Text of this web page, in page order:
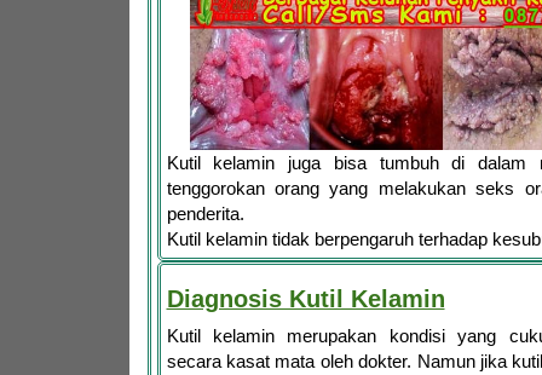
Kutil kelamin juga bisa tumbuh di dalam
tenggorokan orang yang melakukan seks
penderita.
Kutil kelamin tidak berpengaruh terhadap
Diagnosis Kutil Kelamin
Kutil kelamin merupakan kondisi yang
secara kasat mata oleh dokter. Namun jika